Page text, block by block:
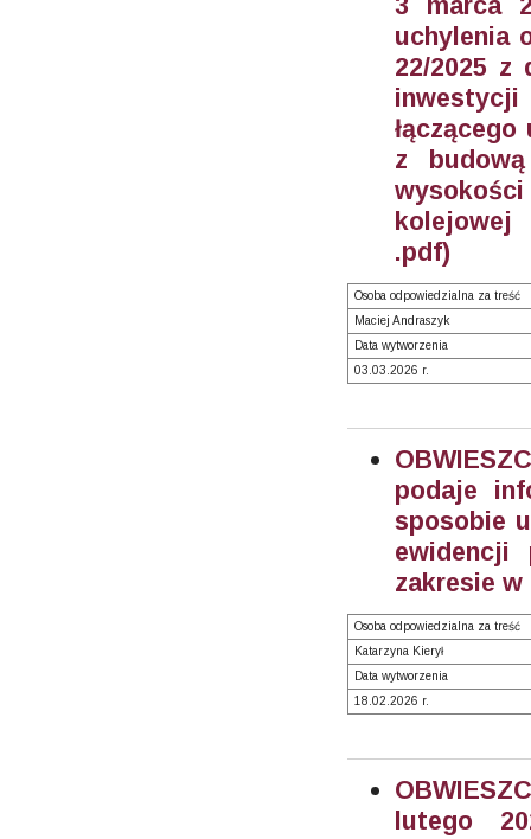
uchylenia
22/2025 z
z
kolejowej
.pdf)
Osoba odpowiedzialna za treść
Maciej Andraszyk
Data wytworzenia
03.03.2026 r.
podaje
sposobie
ewidencji
zakresie w
Osoba odpowiedzialna za treść
Katarzyna Kierył
Data wytworzenia
18.02.2026 r.
lutego